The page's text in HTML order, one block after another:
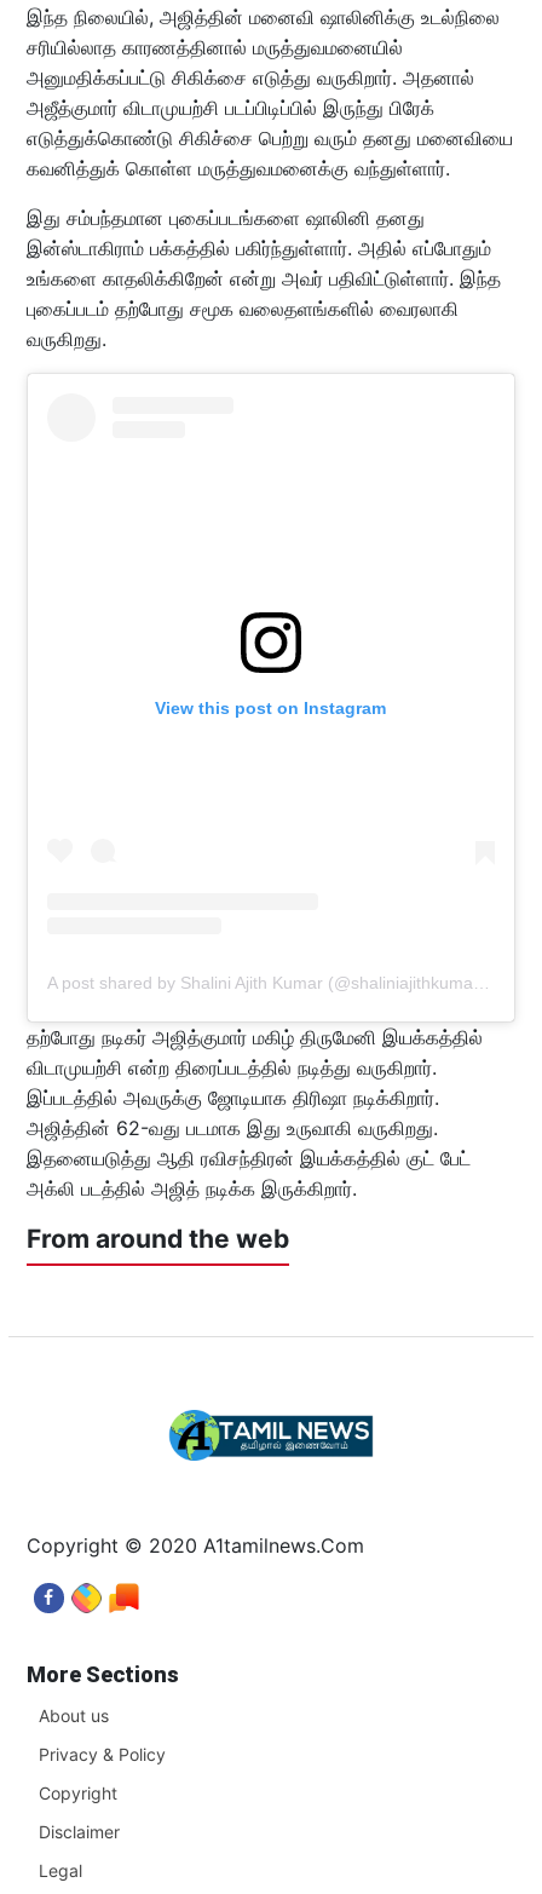
இந்த நிலையில், அஜித்தின் மனைவி ஷாலினிக்கு உடல்நிலை
சரியில்லாத காரணத்தினால் மருத்துவமனையில்
அனுமதிக்கப்பட்டு சிகிக்சை எடுத்து வருகிறார். அதனால்
அஜீத்குமார் விடாமுயற்சி படப்பிடிப்பில் இருந்து பிரேக்
எடுத்துக்கொண்டு சிகிச்சை பெற்று வரும் தனது மனைவியை
கவனித்துக் கொள்ள மருத்துவமனைக்கு வந்துள்ளார்.
இது சம்பந்தமான புகைப்படங்களை ஷாலினி தனது
இன்ஸ்டாகிராம் பக்கத்தில் பகிர்ந்துள்ளார். அதில் எப்போதும்
உங்களை காதலிக்கிறேன் என்று அவர் பதிவிட்டுள்ளார். இந்த
புகைப்படம் தற்போது சமூக வலைதளங்களில் வைரலாகி
வருகிறது.
View this post on Instagram
தற்போது நடிகர் அஜித்குமார் மகிழ் திருமேனி இயக்கத்தில்
விடாமுயற்சி என்ற திரைப்படத்தில் நடித்து வருகிறார்.
இப்படத்தில் அவருக்கு ஜோடியாக திரிஷா நடிக்கிறார்.
அஜித்தின் 62-வது படமாக இது உருவாகி வருகிறது.
இதனையடுத்து ஆதி ரவிசந்திரன் இயக்கத்தில் குட் பேட்
அக்லி படத்தில் அஜித் நடிக்க இருக்கிறார்.
From around the web
Copyright © 2020 A1tamilnews.Com
More Sections
About us
Privacy & Policy
Copyright
Disclaimer
Legal